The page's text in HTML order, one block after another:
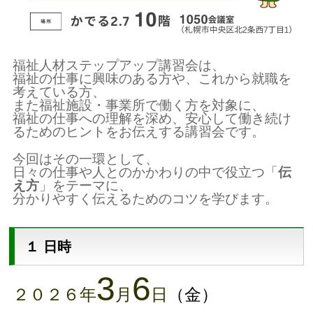
福祉人材ステップアップ講習会は、
福祉の仕事に興味のある方や、これから就職を
考えている方、
また福祉施設・事業所で働く方を対象に、
福祉の仕事への理解を深め、安心して働き続け
るためのヒントをお伝えする講習会です。
今回はその一環として、
日々の仕事や人とのかかわりの中で役立つ「伝
え方 」をテーマに、
分かりやすく伝えるためのコツを学びます。
１ 日時
２０２６年3 月 6 日 （金）